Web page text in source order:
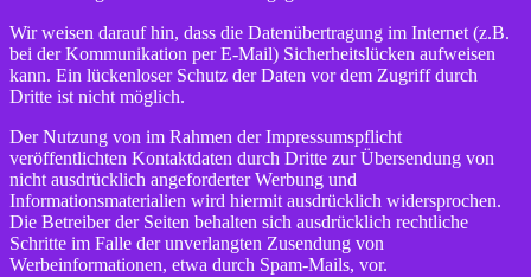
Wir weisen darauf hin, dass die Datenübertragung im Internet (z.B.
bei der Kommunikation per E-Mail) Sicherheitslücken aufweisen
kann. Ein lückenloser Schutz der Daten vor dem Zugriff durch
Dritte ist nicht möglich.
Der Nutzung von im Rahmen der Impressumspflicht
veröffentlichten Kontaktdaten durch Dritte zur Übersendung von
nicht ausdrücklich angeforderter Werbung und
Informationsmaterialien wird hiermit ausdrücklich widersprochen.
Die Betreiber der Seiten behalten sich ausdrücklich rechtliche
Schritte im Falle der unverlangten Zusendung von
Werbeinformationen, etwa durch Spam-Mails, vor.